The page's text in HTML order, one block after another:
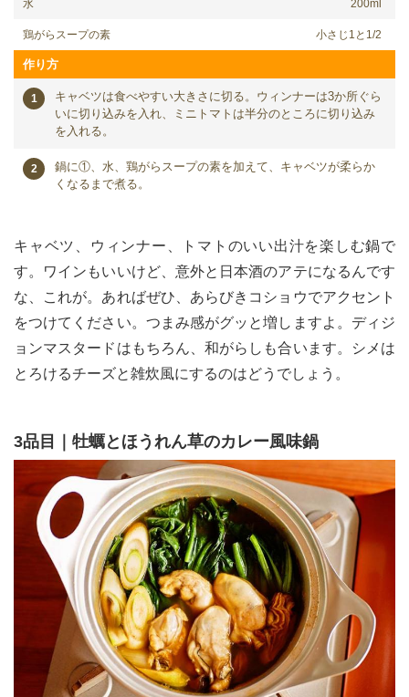
水 200ml
鶏がらスープの素 小さじ1と1/2
作り方
キャベツは食べやすい大きさに切る。ウィンナーは3か所ぐら
いに切り込みを入れ、ミニトマトは半分のところに切り込み
を入れる。
鍋に①、水、鶏がらスープの素を加えて、キャベツが柔らか
くなるまで煮る。
キャベツ、ウィンナー、トマトのいい出汁を楽しむ鍋で
す。ワインもいいけど、意外と日本酒のアテになるんです
な、これが。あればぜひ、あらびきコショウでアクセント
をつけてください。つまみ感がグッと増しますよ。ディジ
ョンマスタードはもちろん、和がらしも合います。シメは
とろけるチーズと雑炊風にするのはどうでしょう。
3品目｜牡蠣とほうれん草のカレー風味鍋